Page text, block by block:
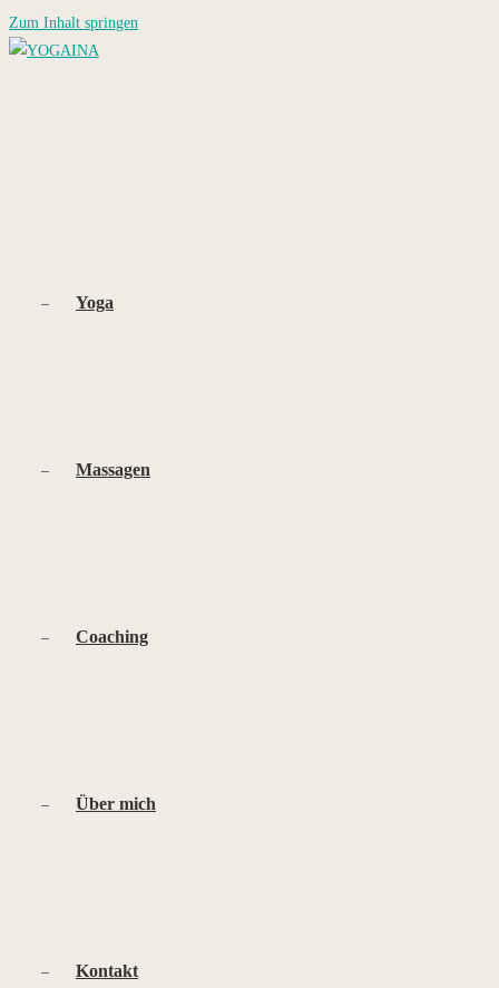
Zum Inhalt springen
Yoga
Massagen
Coaching
Über mich
Kontakt